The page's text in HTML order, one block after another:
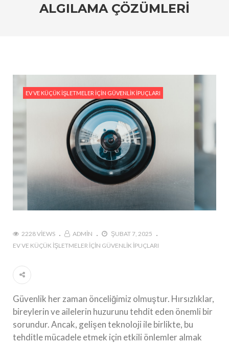
#HiLook IP Kamera Sistemleri: Ev ve İşyerleri İçin
#Ev Güvenliği İçin Ekonomik HiLook Çözümleri
#HiLook Gece Görüş Kameraları: Karanlıkta Bile
Netlik Sağlayan Çözümler
ALGILAMA ÇÖZÜMLERI
EV VE KÜÇÜK İŞLETMELER İÇIN GÜVENLIK İPUÇLARI
2228 VIEWS ADMIN
ŞUBAT 7, 2025
EV VE KÜÇÜK İŞLETMELER İÇIN GÜVENLIK İPUÇLARI
Güvenlik her zaman önceliğimiz olmuştur. Hırsızlıklar,
bireylerin ve ailelerin huzurunu tehdit eden önemli bir
sorundur. Ancak, gelişen teknoloji ile birlikte, bu
tehditle mücadele etmek için etkili önlemler almak